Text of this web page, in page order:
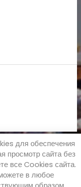
2 3
4
страница
для обеспечения
просмотр сайта без
все Cookies сайта.
в любое